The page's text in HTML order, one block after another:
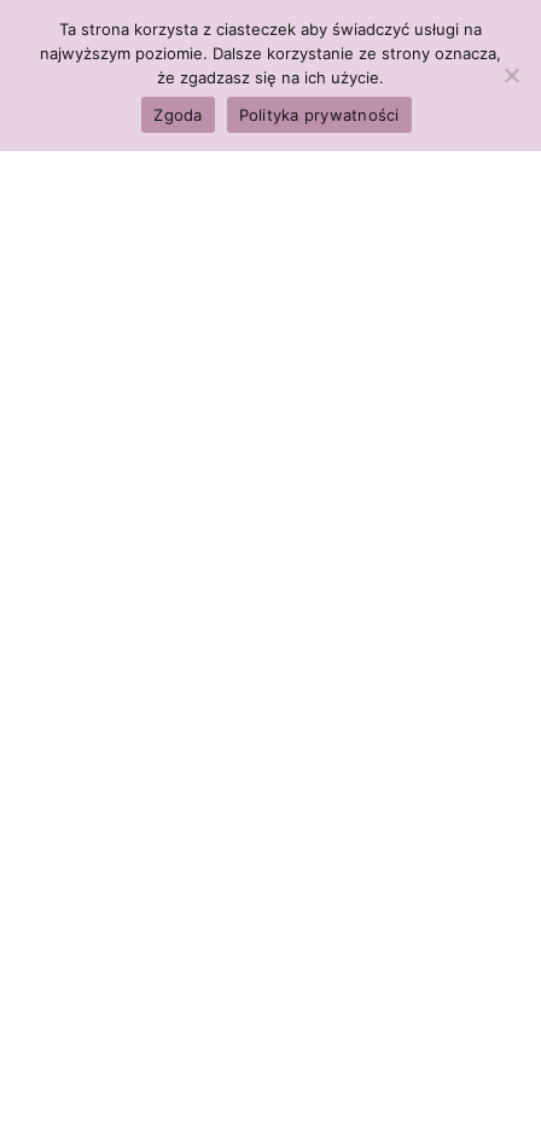
DODAJ DO KOSZYKA
Ta strona korzysta z ciasteczek aby świadczyć usługi na
najwyższym poziomie. Dalsze korzystanie ze strony oznacza,
że zgadzasz się na ich użycie.
Zgoda
Polityka prywatności